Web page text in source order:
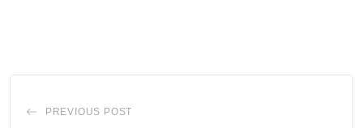
PREVIOUS POST